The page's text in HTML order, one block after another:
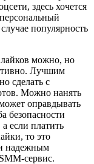
здесь хочется
популярность
лайков можно, но
Лучшим
сделать с
Можно нанять
оправдывать
безопасности
если платить
то это
надежным
сервис.